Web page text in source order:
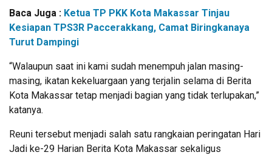
Baca Juga : Ketua TP PKK Kota Makassar Tinjau
Kesiapan TPS3R Paccerakkang, Camat Biringkanaya
Turut Dampingi
“Walaupun saat ini kami sudah menempuh jalan masing-
masing, ikatan kekeluargaan yang terjalin selama di Berita
Kota Makassar tetap menjadi bagian yang tidak terlupakan,”
katanya.
Reuni tersebut menjadi salah satu rangkaian peringatan Hari
Jadi ke-29 Harian Berita Kota Makassar sekaligus